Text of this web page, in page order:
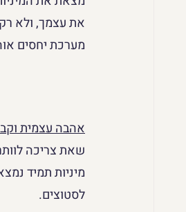
את עצמך, ולא
מערכת יחסים
אהבה עצמית
שאת צריכה
מיניות תמיד
לסטוצים.